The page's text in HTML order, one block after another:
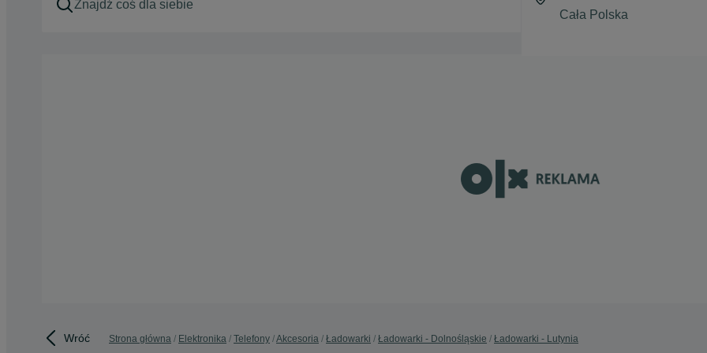
Wróć Strona główna Elektronika Telefony Akcesoria Ładowarki Ładowarki - Dolnośląskie Ładowarki - Lutynia